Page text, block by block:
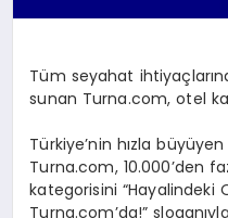
Tüm seyahat
sunan Turna.com, otel
Türkiye’nin hızla
Turna.com, 10.000’den
kategorisini “Hayalindeki
Turna.com’da!”